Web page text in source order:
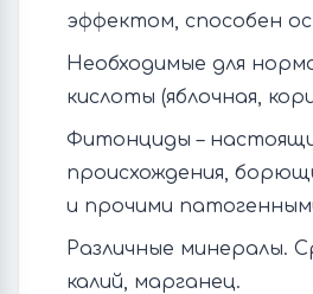
эффектом, способен
Необходимые для
кислоты (яблочная,
Фитонциды –
происхождения,
и прочими
Различные минералы.
калий, марганец.